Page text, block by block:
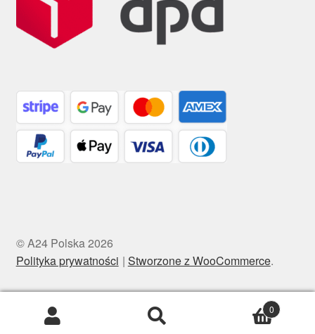
© A24 Polska 2026
Polityka prywatności
Stworzone z WooCommerce.
0